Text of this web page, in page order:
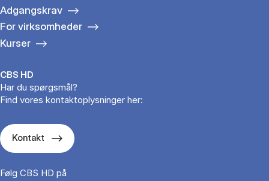
Adgangskrav
For virksomheder
Kurser
CBS HD
Har du spørgsmål?
Find vores kontaktoplysninger her:
Kontakt
Følg CBS HD på